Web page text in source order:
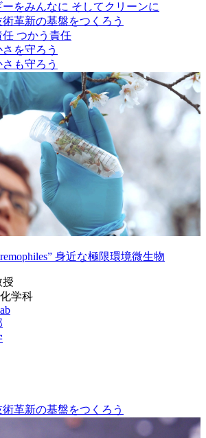
ーをみんなに そしてクリーンに
革新の基盤をつくろう
つかう責任
を守ろう
も守ろう
身近な極限環境微生物
授
学科
革新の基盤をつくろう